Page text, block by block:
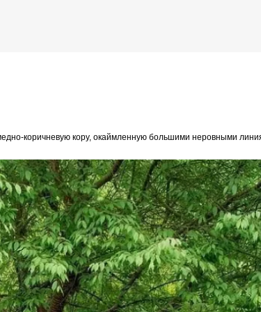
Келвина Николса (Calvin Nicholls)
коричневую кору, окаймленную большими неровными